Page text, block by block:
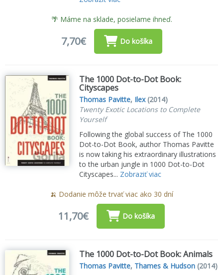
🌴 Máme na sklade, posielame ihneď.
7,70€ Do košíka
The 1000 Dot-to-Dot Book:
Cityscapes
Thomas Pavitte, Ilex(2014)
Twenty Exotic Locations to Complete
Yourself
Following the global success of The 1000
Dot-to-Dot Book, author Thomas Pavitte
is now taking his extraordinary illustrations
to the urban jungle in 1000 Dot-to-Dot
Cityscapes... Zobraziť viac
🍌 Dodanie môže trvať viac ako 30 dní
11,70€ Do košíka
The 1000 Dot-to-Dot Book: Animals
Thomas Pavitte, Thames & Hudson (2014)